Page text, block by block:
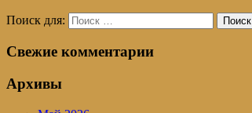
Поиск для: Поиск
Свежие комментарии
Архивы